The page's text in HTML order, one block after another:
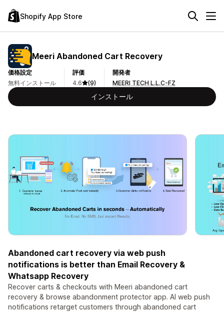
Shopify App Store
Meeri Abandoned Cart Recovery
価格設定
無料インストール
評価
4.6
(9)
開発者
MEERI TECH L.L.C-FZ
インストール
Abandoned cart recovery via web push
notifications is better than Email Recovery &
Whatsapp Recovery
Recover carts & checkouts with Meeri abandoned cart
recovery & browse abandonment protector app. AI web push
notifications retarget customers through abandoned cart